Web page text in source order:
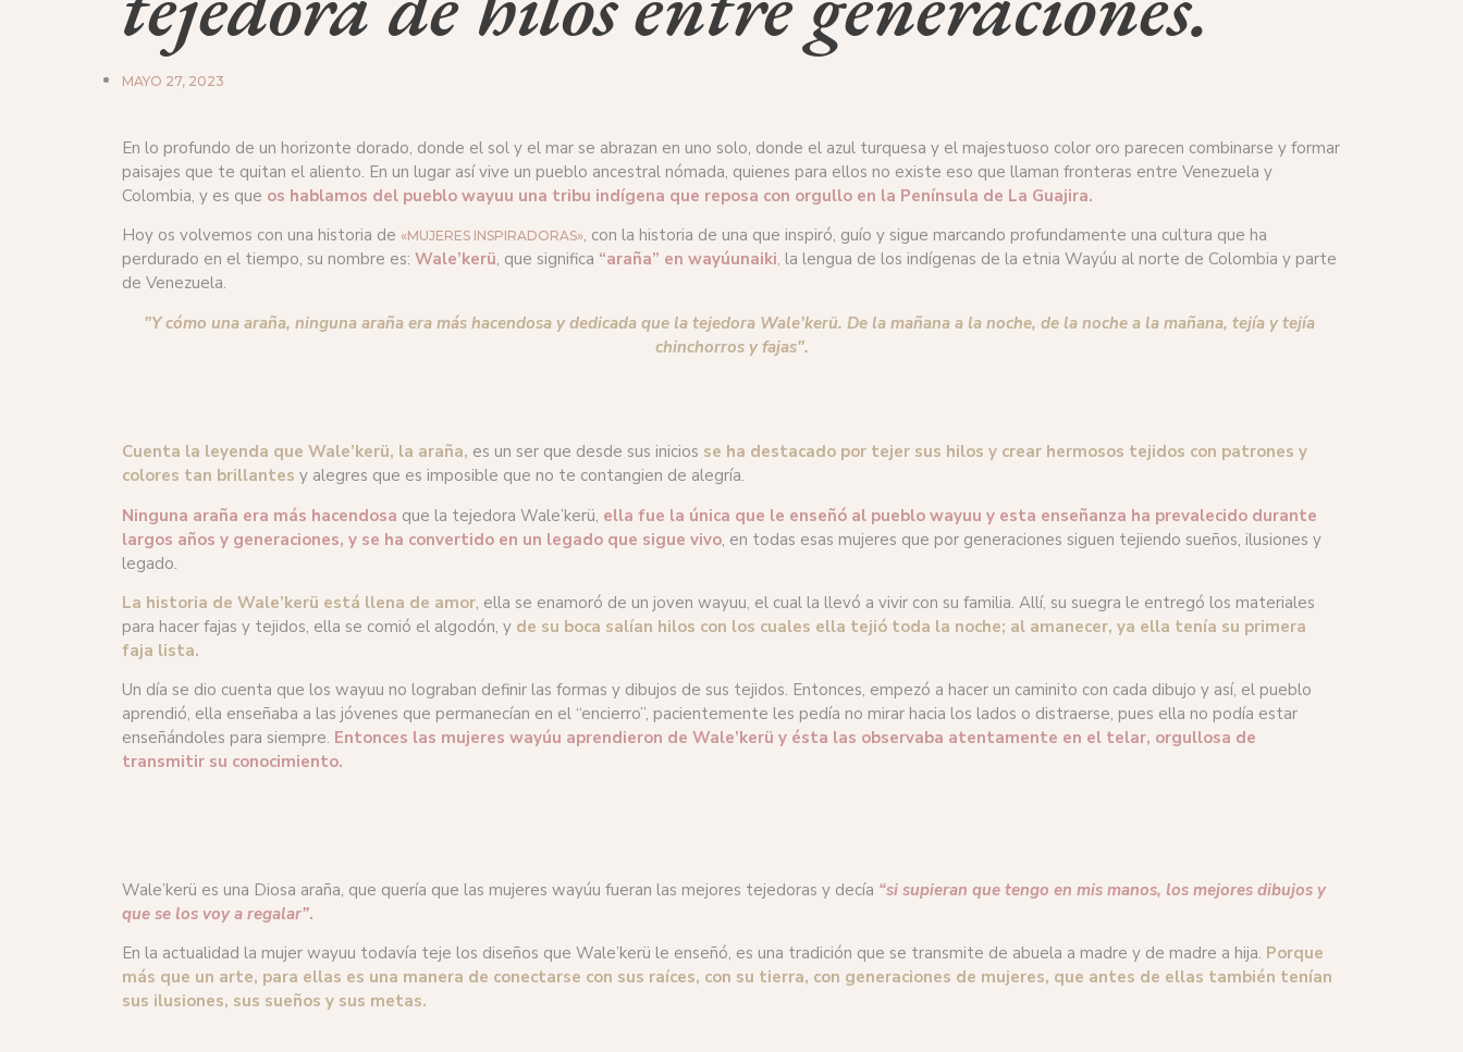
MAYO 27, 2023
En lo profundo de un horizonte dorado, donde el sol y el mar se abrazan en uno solo, donde el azul turquesa y el majestuoso color oro parecen combinarse y formar
paisajes que te quitan el aliento. En un lugar así vive un pueblo ancestral nómada, quienes para ellos no existe eso que llaman fronteras entre Venezuela y
Colombia, y es que os hablamos del pueblo wayuu una tribu indígena que reposa con orgullo en la Península de La Guajira.
Hoy os volvemos con una historia de «MUJERES INSPIRADORAS», con la historia de una que inspiró, guío y sigue marcando profundamente una cultura que ha
perdurado en el tiempo, su nombre es: Wale’kerü, que significa “araña” en wayúunaiki, la lengua de los indígenas de la etnia Wayúu al norte de Colombia y parte
de Venezuela.
"Y cómo una araña, ninguna araña era más hacendosa y dedicada que la tejedora Wale’kerü. De la mañana a la noche, de la noche a la mañana, tejía y tejía
chinchorros y fajas".
Cuenta la leyenda que Wale’kerü, la araña, es un ser que desde sus inicios se ha destacado por tejer sus hilos y crear hermosos tejidos con patrones y
colores tan brillantes y alegres que es imposible que no te contangien de alegría.
Ninguna araña era más hacendosa que la tejedora Wale’kerü, ella fue la única que le enseñó al pueblo wayuu y esta enseñanza ha prevalecido durante
largos años y generaciones, y se ha convertido en un legado que sigue vivo, en todas esas mujeres que por generaciones siguen tejiendo sueños, ilusiones y
legado.
La historia de Wale’kerü está llena de amor, ella se enamoró de un joven wayuu, el cual la llevó a vivir con su familia. Allí, su suegra le entregó los materiales
para hacer fajas y tejidos, ella se comió el algodón, y de su boca salían hilos con los cuales ella tejió toda la noche; al amanecer, ya ella tenía su primera
faja lista.
Un día se dio cuenta que los wayuu no lograban definir las formas y dibujos de sus tejidos. Entonces, empezó a hacer un caminito con cada dibujo y así, el pueblo
aprendió, ella enseñaba a las jóvenes que permanecían en el “encierro”, pacientemente les pedía no mirar hacia los lados o distraerse, pues ella no podía estar
enseñándoles para siempre. Entonces las mujeres wayúu aprendieron de Wale’kerü y ésta las observaba atentamente en el telar, orgullosa de
transmitir su conocimiento.
Wale’kerü es una Diosa araña, que quería que las mujeres wayúu fueran las mejores tejedoras y decía “si supieran que tengo en mis manos, los mejores dibujos y
que se los voy a regalar”.
En la actualidad la mujer wayuu todavía teje los diseños que Wale’kerü le enseñó, es una tradición que se transmite de abuela a madre y de madre a hija. Porque
más que un arte, para ellas es una manera de conectarse con sus raíces, con su tierra, con generaciones de mujeres, que antes de ellas también tenían
sus ilusiones, sus sueños y sus metas.